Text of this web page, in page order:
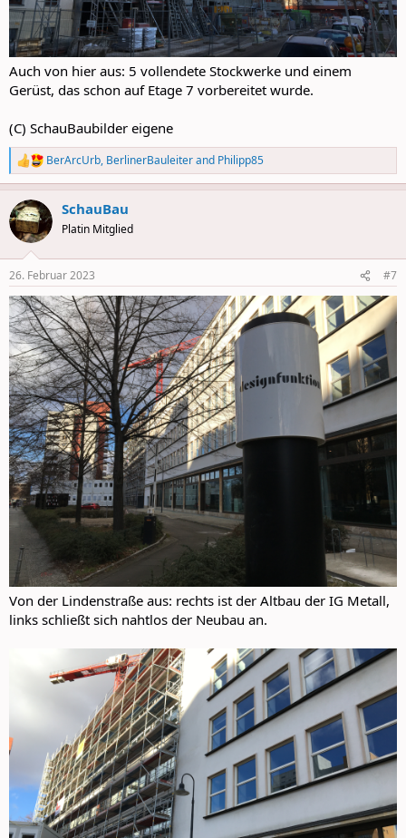
Auch von hier aus: 5 vollendete Stockwerke und einem
Gerüst, das schon auf Etage 7 vorbereitet wurde.
(C) SchauBaubilder eigene
R
e
a
c
t
i
s
:
BerArcUrb, BerlinerBauleiterand Philipp85
SchauBau
Platin Mitglied
26. Februar 2023 #7
Von der Lindenstraße aus: rechts ist der Altbau der IG Metall,
links schließt sich nahtlos der Neubau an.